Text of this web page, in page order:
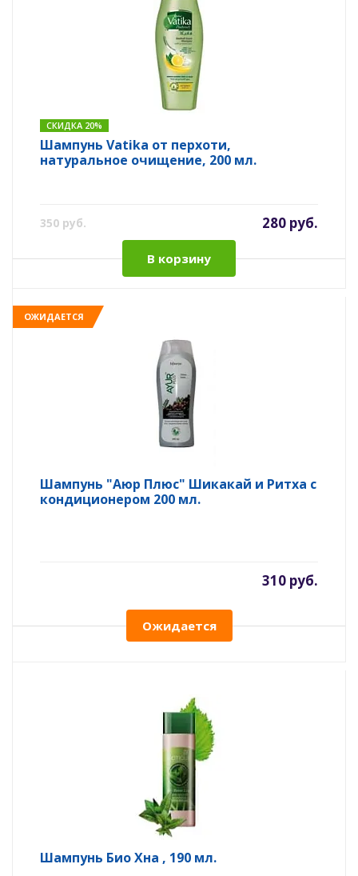
СКИДКА 20%
Шампунь Vatika от перхоти,
натуральное очищение, 200 мл.
350 руб. 280 руб.
В корзину
ОЖИДАЕТСЯ
Шампунь "Аюр Плюс" Шикакай и Ритха с
кондиционером 200 мл.
310 руб.
Ожидается
Шампунь Био Хна , 190 мл.